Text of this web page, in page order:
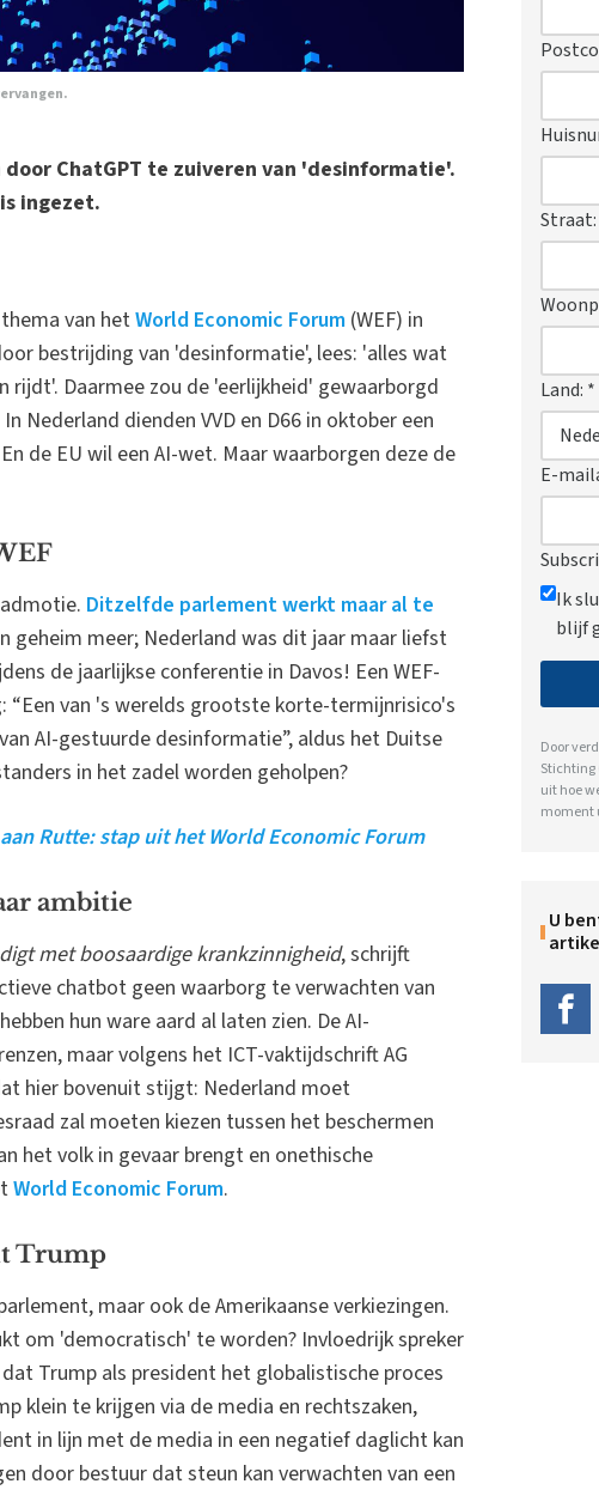
ChatGPT te zuiveren van 'desinformatie'.
ingezet.
van hetWorld Economic Forum (WEF) in
bestrijding van 'desinformatie', lees: 'alles wat
rijdt'. Daarmee zou de 'eerlijkheid' gewaarborgd
Nederland dienden VVD en D66 in oktober een
de EU wil een AI-wet. Maar waarborgen deze de
Ditzelfde parlement werkt maar al te
geheim meer; Nederland was dit jaar maar liefst
de jaarlijkse conferentie in Davos! Een WEF-
van 's werelds grootste korte-termijnrisico's
AI-gestuurde desinformatie”, aldus het Duitse
in het zadel worden geholpen?
Rutte: stap uit het World Economic Forum
ambitie
met boosaardige krankzinnigheid, schrijft
chatbot geen waarborg te verwachten van
hun ware aard al laten zien. De AI-
maar volgens het ICT-vaktijdschrift AG
hier bovenuit stijgt: Nederland moet
zal moeten kiezen tussen het beschermen
het volk in gevaar brengt en onethische
World Economic Forum.
Trump
maar ook de Amerikaanse verkiezingen.
om 'democratisch' te worden? Invloedrijk spreker
Trump als president het globalistische proces
klein te krijgen via de media en rechtszaken,
in lijn met de media in een negatief daglicht kan
door bestuur dat steun kan verwachten van een
Straat:
Land: *
E-
Ik
blijf
Door
Stichting
uit hoe
moment
U